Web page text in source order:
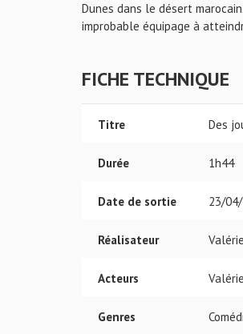
Dunes dans le désert
improbable équipage à
FICHE TECHNIQUE
Titre Des
Durée 1h44
Date de sortie 23/
Réalisateur
Acteurs
Genres